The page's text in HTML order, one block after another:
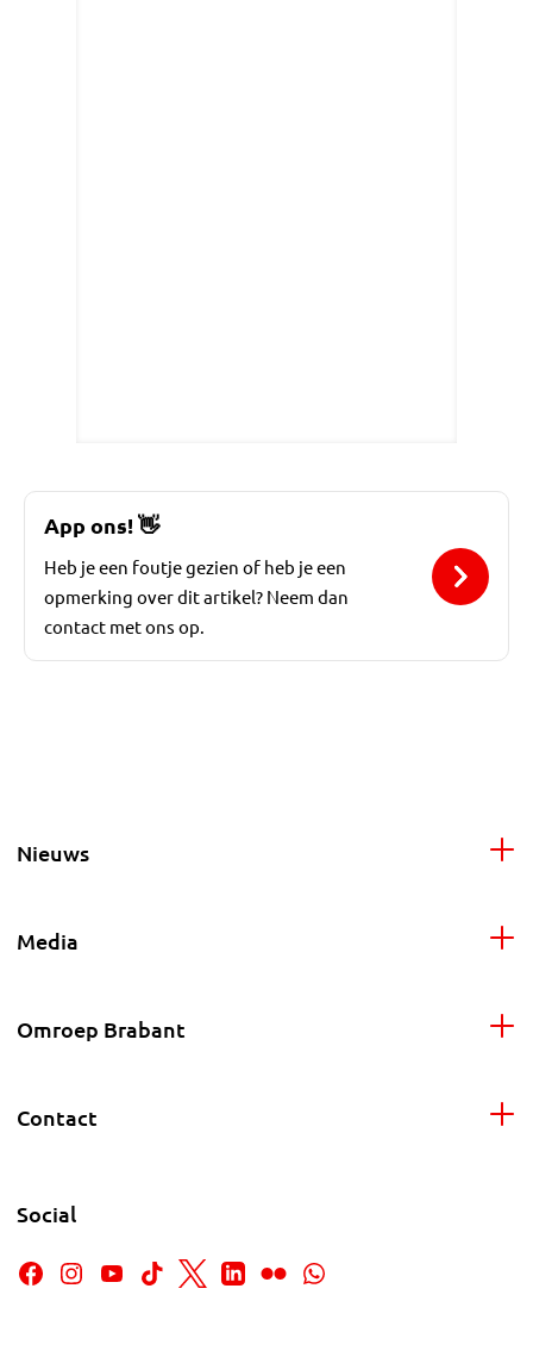
App ons!👋
Heb je een foutje gezien of heb je een
opmerking over dit artikel? Neem dan
contact met ons op.
Nieuws
Media
Omroep Brabant
Contact
Social